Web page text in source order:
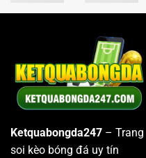
Ketquabongda247 – Trang
soi kèo bóng đá uy tín